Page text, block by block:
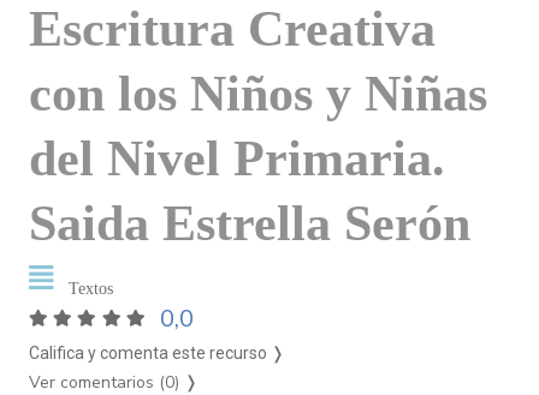
Escritura Creativa
con los Niños y Niñas
del Nivel Primaria.
Saida Estrella Serón
Textos
0,0
Califica y comenta este recurso ❭
Ver comentarios (0) ❭